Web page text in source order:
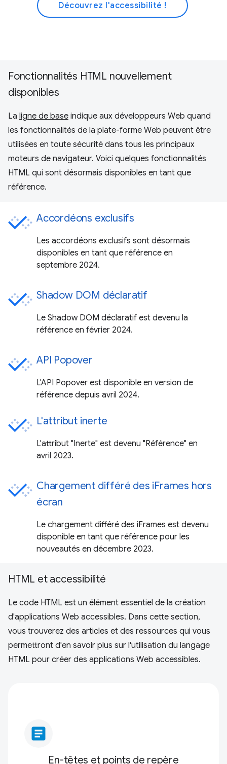
Découvrez l'accessibilité !
Fonctionnalités HTML nouvellement
disponibles
La ligne de base indique aux développeurs Web quand
les fonctionnalités de la plate-forme Web peuvent être
utilisées en toute sécurité dans tous les principaux
moteurs de navigateur. Voici quelques fonctionnalités
HTML qui sont désormais disponibles en tant que
référence.
Accordéons exclusifs
Les accordéons exclusifs sont désormais
disponibles en tant que référence en
septembre 2024.
Shadow DOM déclaratif
Le Shadow DOM déclaratif est devenu la
référence en février 2024.
API Popover
L'API Popover est disponible en version de
référence depuis avril 2024.
L'attribut inerte
L'attribut "Inerte" est devenu "Référence" en
avril 2023.
Chargement différé des iFrames hors
écran
Le chargement différé des iFrames est devenu
disponible en tant que référence pour les
nouveautés en décembre 2023.
HTML et accessibilité
Le code HTML est un élément essentiel de la création
d'applications Web accessibles. Dans cette section,
vous trouverez des articles et des ressources qui vous
permettront d'en savoir plus sur l'utilisation du langage
HTML pour créer des applications Web accessibles.
article
En-têtes et points de repère